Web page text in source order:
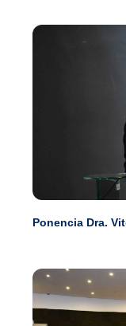
Ponencia Dra.